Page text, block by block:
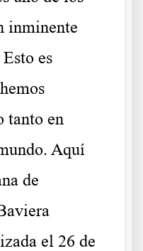
inminente
es
tanto en
Aquí
de
el 26 de